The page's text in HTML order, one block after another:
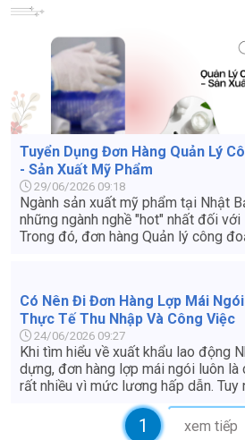
làm thêm nhiều và điều kiện tuyển
khẩu lao động Nhật Bản, bài viết
cho bạn cái nhìn thực tế và chi tiết
Tuyển Dụng Đơn Hàng Quản Lý
- Sản Xuất Mỹ Phẩm
29/06/2026 09:18
Ngành sản xuất mỹ phẩm tại Nhật
những ngành nghề "hot" nhất đối
Trong đó, đơn hàng Quản lý công
lương hấp dẫn, hãy cùng tìm hiểu
qua bài viết dưới đây.
Có Nên Đi Đơn Hàng Lợp Mái
Thực Tế Thu Nhập Và Công Việc